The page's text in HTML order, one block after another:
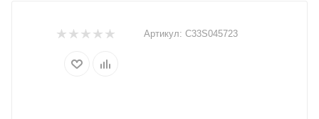
Артикул: C33S045723